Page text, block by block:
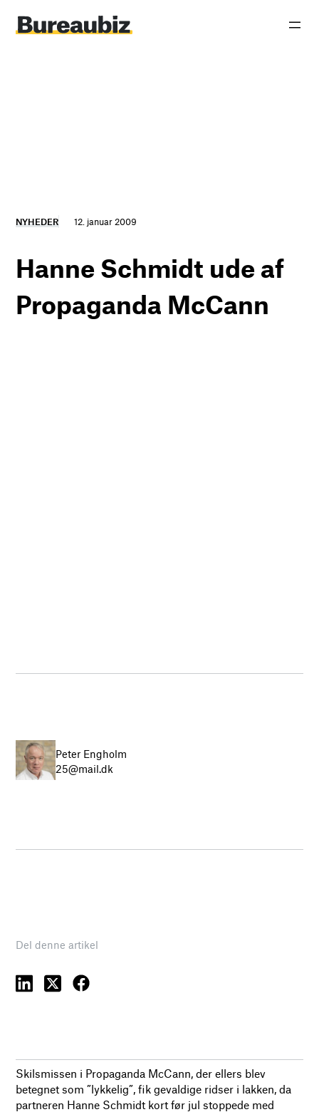
indhold
NYHEDER 12. januar 2009
Hanne Schmidt ude af
Propaganda McCann
Peter Engholm
25@mail.dk
Del denne artikel
Skilsmissen i Propaganda McCann, der ellers blev
betegnet som ”lykkelig”, fik gevaldige ridser i lakken, da
partneren Hanne Schmidt kort før jul stoppede med